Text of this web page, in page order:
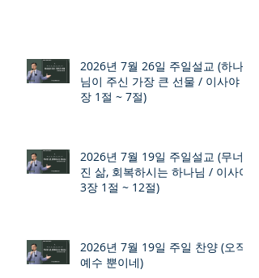
2026년 7월 26일 주일설교 (하나
님이 주신 가장 큰 선물 / 이사야 9
장 1절 ~ 7절)
2026년 7월 19일 주일설교 (무너
진 삶, 회복하시는 하나님 / 이사야
3장 1절 ~ 12절)
2026년 7월 19일 주일 찬양 (오직
예수 뿐이네)